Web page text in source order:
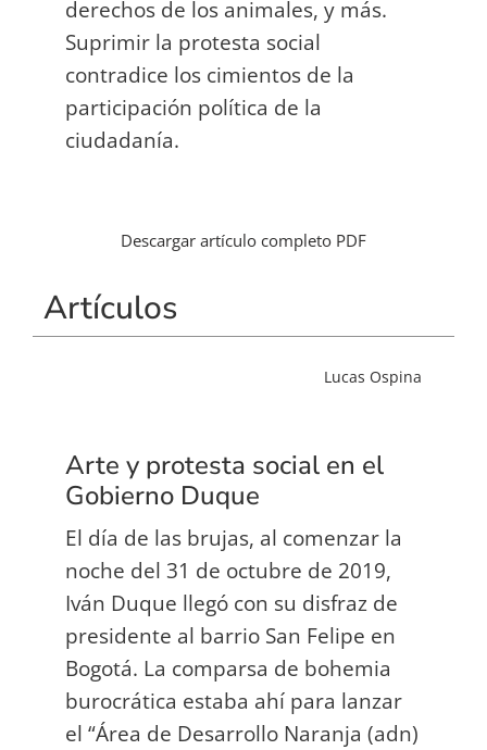
derechos de los animales, y más.
Suprimir la protesta social
contradice los cimientos de la
participación política de la
ciudadanía.
Descargar artículo completo PDF
Artículos
Lucas Ospina
Arte y protesta social en el
Gobierno Duque
El día de las brujas, al comenzar la
noche del 31 de octubre de 2019,
Iván Duque llegó con su disfraz de
presidente al barrio San Felipe en
Bogotá. La comparsa de bohemia
burocrática estaba ahí para lanzar
el “Área de Desarrollo Naranja (adn)